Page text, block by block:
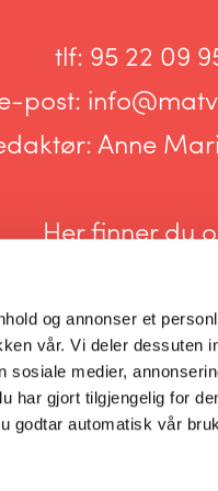
og annonser et
vår. Vi deler dessuten
sosiale medier,
har gjort tilgjengelig for
godtar automatisk vår
tlf: 95 22 09
post:
Anne
Her finner du
og
for